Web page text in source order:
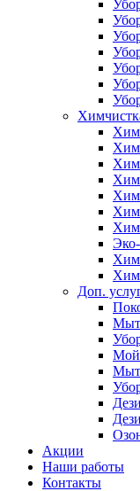
Доп.
Акции
Наши работы
Контакты